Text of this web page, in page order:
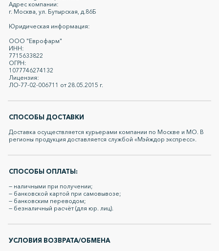
Адрес компании:
г. Москва, ул. Бутырская, д.86Б
Юридическая информация:
ООО "Еврофарм"
ИНН:
7715633822
ОГРН:
1077746274132
Лицензия:
ЛО-77-02-006711 от 28.05.2015 г.
СПОСОБЫ ДОСТАВКИ
Доставка осуществляется курьерами компании по Москве и МО. В
регионы продукция доставляется службой «Мэйждор экспресс».
СПОСОБЫ ОПЛАТЫ:
— наличными при получении;
— банковской картой при самовывозе;
— банковским переводом;
— безналичный расчёт (для юр. лиц).
УСЛОВИЯ ВОЗВРАТА/ОБМЕНА